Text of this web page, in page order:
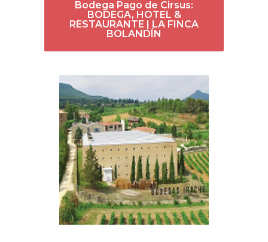
Bodega Pago de Cirsus:
BODEGA, HOTEL &
RESTAURANTE | LA FINCA
BOLANDÍN